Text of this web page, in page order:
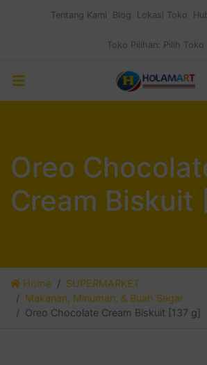
Tentang Kami Blog Lokasi Toko
Toko Pilihan: Pilih Toko
Oreo
Cream Biskuit
Home
SUPERMARKET
Makanan, Minuman, & Buah Segar
Oreo Chocolate Cream Biskuit [137 g]